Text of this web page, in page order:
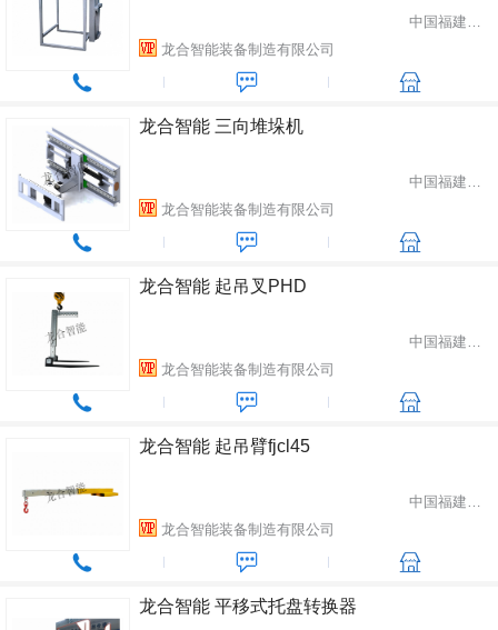
中国福建省龙岩市
龙合智能装备制造有限公司
龙合智能 三向堆垛机
中国福建省龙岩市
龙合智能装备制造有限公司
龙合智能 起吊叉PHD
中国福建省龙岩市
龙合智能装备制造有限公司
龙合智能 起吊臂fjcl45
中国福建省龙岩市
龙合智能装备制造有限公司
龙合智能 平移式托盘转换器